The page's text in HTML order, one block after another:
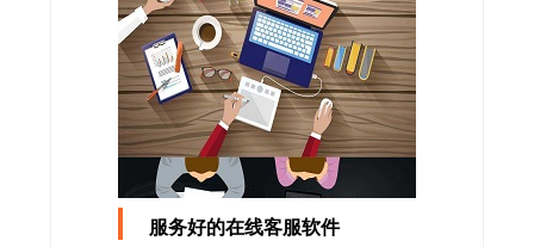
服务好的在线客服软件